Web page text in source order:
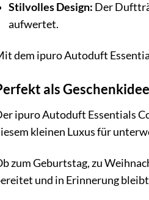
Stilvolles Design: Der
aufwertet.
dem ipuro Autoduft
als Geschenkidee
ipuro Autoduft Essentials
kleinen Luxus für
zum Geburtstag, zu
und in Erinnerung